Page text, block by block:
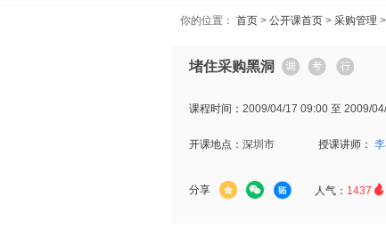
你的位置： 首页 > 公开课首页 > 采购管理
堵住采购黑洞
课程时间： 2009/04/17 09:00 至 2009/
开课地点： 深圳市 授课讲师：
分享 人气： 1437 